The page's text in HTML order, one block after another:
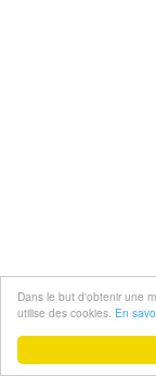
Dans le but d'obtenir une
utilise des cookies. En